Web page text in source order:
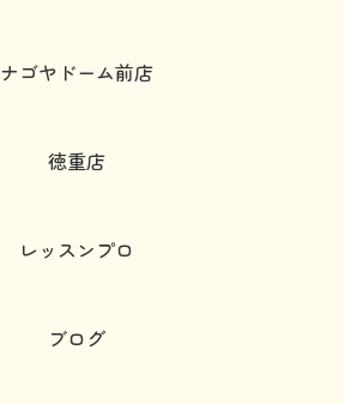
ナゴヤドーム前店
徳重店
レッスンプロ
ブログ